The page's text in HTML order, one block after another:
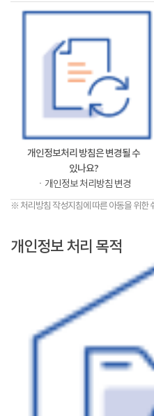
개인정보처리 방침은 변경될 수
있나요?
ㆍ개인정보 처리방침 변경
※ 처리방침 작성지침에 따른 아동을 위한
개인정보 처리 목적